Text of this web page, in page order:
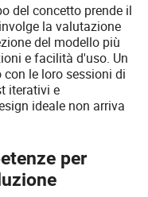
del concetto prende il
la valutazione
del modello più
e facilità d'uso. Un
con le loro sessioni di
iterativi e
ideale non arriva
per